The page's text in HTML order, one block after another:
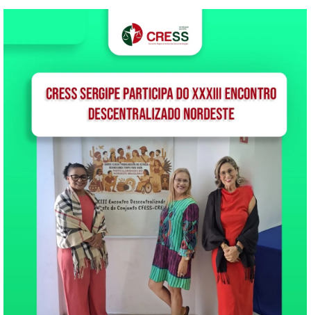
Comissão de Políticas
Públicas e Controle Social,
últimas sextas-feiras de
cada mês. Logo
divulgaremos a data do…